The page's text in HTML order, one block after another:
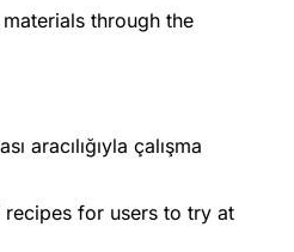
through the
aracılığıyla çalışma
for users to try at